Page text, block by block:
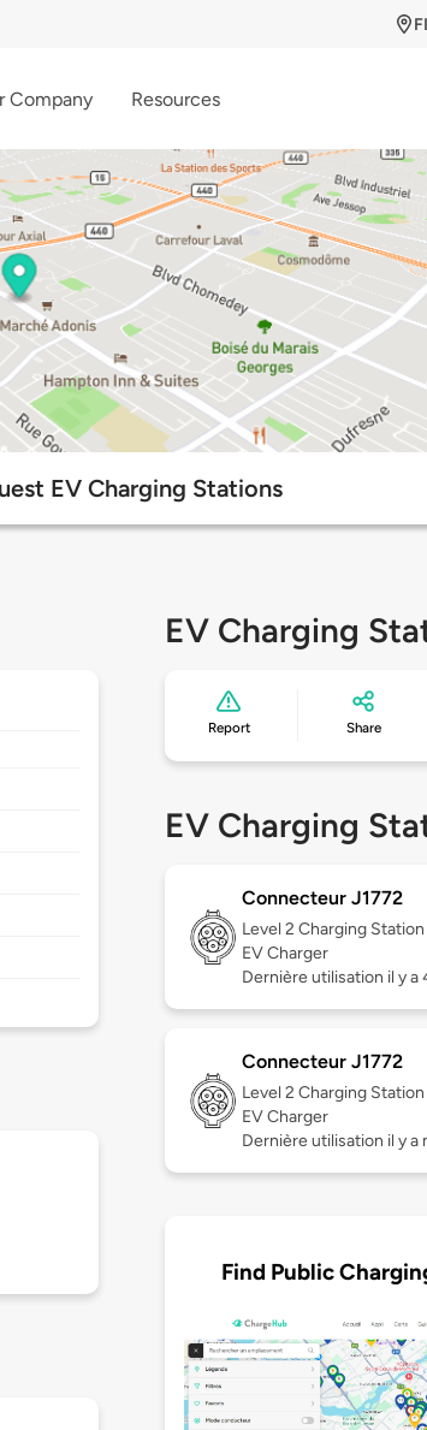
Company Resources
EV Charging Stations
EV Charging
Report Share
EV Charging
Connecteur J1772
Level 2 Charging
EV Charger
Dernière utilisation il y a
Connecteur J1772
Level 2 Charging
EV Charger
Dernière utilisation il y a
Find Public